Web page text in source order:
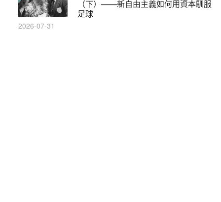
（下）——新自由主義如何用資本馴服
足球
2026-07-31
及刑責嗎？
2021-05-13